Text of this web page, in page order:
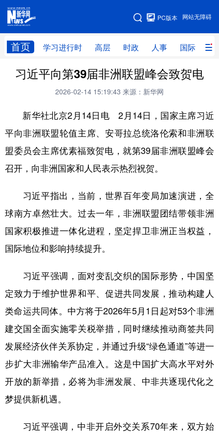
网站无障碍
PC版本
首页 学习进行时 高层 时政 人事 国际 财
网站地图
学习进行时 高层 时政 人事
财经 网评
台湾 思客智库 全球连线 教育
科技 科创 量子 体育
文化 书画 健康 军事
法律 中央文件 金融 汽车
食品 人居 信息化 数字经济
学术中国 乡村振兴 银龄 溯源中国
彩票 娱乐 时尚 悦读
公益 一带一路 亚太网 上市公司
北京 天津 河北 山西
辽宁
习近平向第39届非洲联盟峰会致贺电
2026-02-14 15:19:43 来源：新华网
新华社北京2月14日电 2月14日，国家主席习近
平向非洲联盟轮值主席、安哥拉总统洛伦索和非洲联
盟委员会主席优素福致贺电，就第39届非洲联盟峰会
召开，向非洲国家和人民表示热烈祝贺。
习近平指出，当前，世界百年变局加速演进，全
球南方卓然壮大。过去一年，非洲联盟团结带领非洲
国家积极推进一体化进程，坚定捍卫非洲正当权益，
国际地位和影响持续提升。
习近平强调，面对变乱交织的国际形势，中国坚
定致力于维护世界和平、促进共同发展，推动构建人
类命运共同体。中方将于2026年5月1日起对53个非洲
建交国全面实施零关税举措，同时继续推动商签共同
发展经济伙伴关系协定，并通过升级“绿色通道”等进一
步扩大非洲输华产品准入。这是中国扩大高水平对外
开放的新举措，必将为非洲发展、中非共逐现代化之
梦提供新机遇。
习近平强调，中非开启外交关系70年来，双方始